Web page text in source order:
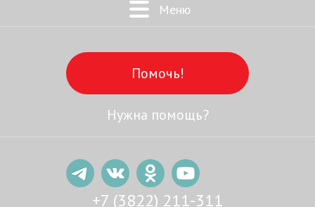
Меню
Помочь!
Нужна помощь?
+7 (3822) 211-311